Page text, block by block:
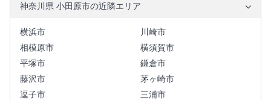
神奈川県 小田原市の近隣エリア
横浜市
川崎市
相模原市
横須賀市
平塚市
鎌倉市
藤沢市
茅ヶ崎市
逗子市
三浦市